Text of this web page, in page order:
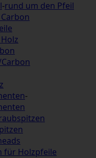
-rund um den Pfeil
-
für Holzpfeile